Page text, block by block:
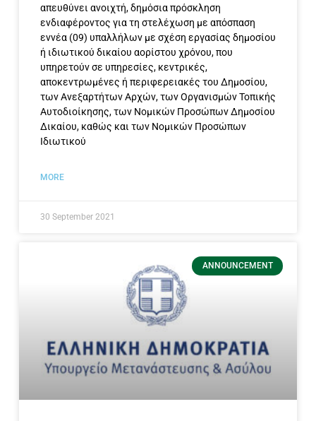
απευθύνει ανοιχτή, δημόσια πρόσκληση
ενδιαφέροντος για τη στελέχωση με απόσπαση
εννέα (09) υπαλλήλων με σχέση εργασίας δημοσίου
ή ιδιωτικού δικαίου αορίστου χρόνου, που
υπηρετούν σε υπηρεσίες, κεντρικές,
αποκεντρωμένες ή περιφερειακές του Δημοσίου,
των Ανεξαρτήτων Αρχών, των Οργανισμών Τοπικής
Αυτοδιοίκησης, των Νομικών Προσώπων Δημοσίου
Δικαίου, καθώς και των Νομικών Προσώπων
Ιδιωτικού
MORE
30 September 2021
ANNOUNCEMENT